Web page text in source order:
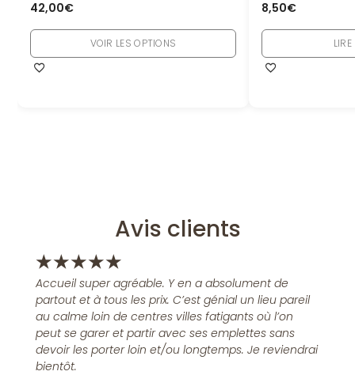
42,00€
VOIR LES OPTIONS
8,50€
Avis clients
★★★★★
Accueil super agréable. Y en a absolument de
partout et à tous les prix. C’est génial un lieu pareil
au calme loin de centres villes fatigants où l’on
peut se garer et partir avec ses emplettes sans
devoir les porter loin et/ou longtemps. Je reviendrai
bientôt.